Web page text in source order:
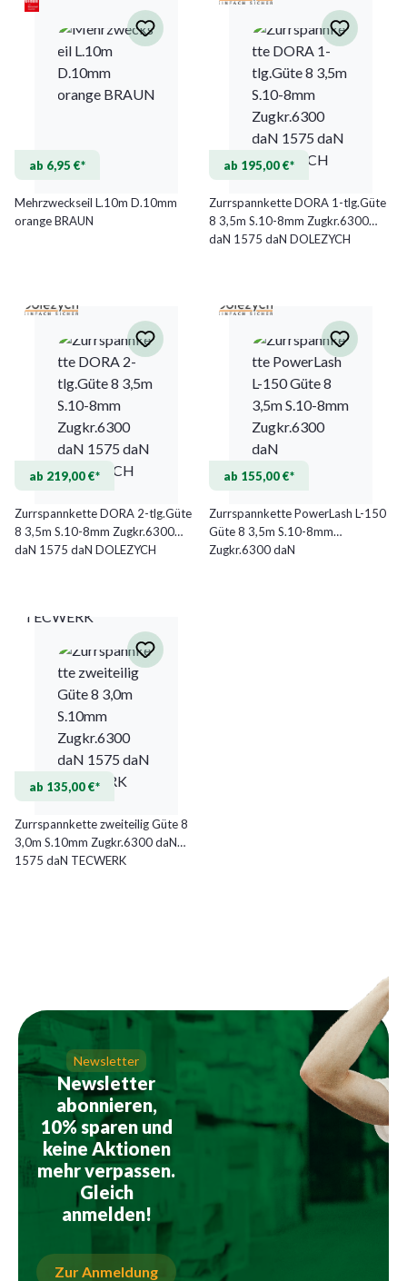
ab 6,95 €*
Mehrzweckseil L.10m D.10mm
orange BRAUN
ab 195,00 €*
Zurrspannkette DORA 1-tlg.Güte
8 3,5m S.10-8mm Zugkr.6300
daN 1575 daN DOLEZYCH
ab 219,00 €*
Zurrspannkette DORA 2-tlg.Güte
8 3,5m S.10-8mm Zugkr.6300
daN 1575 daN DOLEZYCH
ab 155,00 €*
Zurrspannkette PowerLash L-150
Güte 8 3,5m S.10-8mm
Zugkr.6300 daN
TECWERK
ab 135,00 €*
Zurrspannkette zweiteilig Güte 8
3,0m S.10mm Zugkr.6300 daN
1575 daN TECWERK
Newsletter
Newsletter
abonnieren,
10% sparen und
keine Aktionen
mehr verpassen.
Gleich
anmelden!
Zur Anmeldung